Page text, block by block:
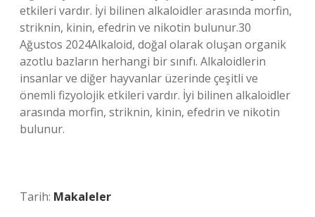
etkileri vardır. İyi bilinen alkaloidler arasında morfin,
striknin, kinin, efedrin ve nikotin bulunur.30
Ağustos 2024Alkaloid, doğal olarak oluşan organik
azotlu bazların herhangi bir sınıfı. Alkaloidlerin
insanlar ve diğer hayvanlar üzerinde çeşitli ve
önemli fizyolojik etkileri vardır. İyi bilinen alkaloidler
arasında morfin, striknin, kinin, efedrin ve nikotin
bulunur.
Tarih: Makaleler